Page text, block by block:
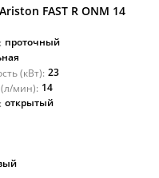
FAST R ONM 14
проточный
(кВт): 23
мин): 14
открытый